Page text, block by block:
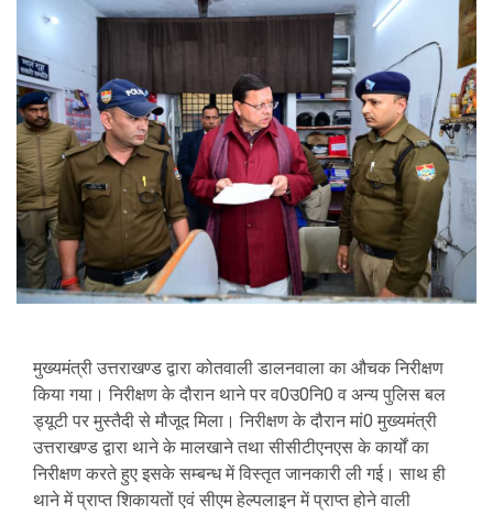
मुख्यमंत्री उत्तराखण्ड द्वारा कोतवाली डालनवाला का औचक निरीक्षण
किया गया। निरीक्षण के दौरान थाने पर व0उ0नि0 व अन्य पुलिस बल
ड्यूटी पर मुस्तैदी से मौजूद मिला। निरीक्षण के दौरान मां0 मुख्यमंत्री
उत्तराखण्ड द्वारा थाने के मालखाने तथा सीसीटीएनएस के कार्यों का
निरीक्षण करते हुए इसके सम्बन्ध में विस्तृत जानकारी ली गई। साथ ही
थाने में प्राप्त शिकायतों एवं सीएम हेल्पलाइन में प्राप्त होने वाली